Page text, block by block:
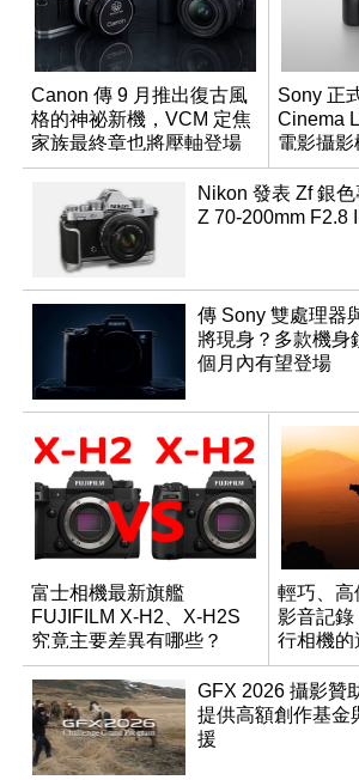
Canon 傳 9 月推出復古風
格的神祕新機，VCM 定焦
家族最終章也將壓軸登場
Sony 正
Cinema
電影攝
Nikon 發表 Zf 銀
Z 70-200mm F2.8
傳 Sony 雙處理器
將現身？多款機身
個月內有望登場
富士相機最新旗艦
FUJIFILM X-H2、X-H2S
究竟主要差異有哪些？
輕巧、高
影音記錄
行相機的
GFX 2026 攝影贊
提供高額創作基金
援